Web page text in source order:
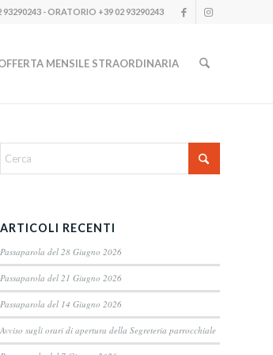
93290243 - ORATORIO +39 02 93290243
MENSILE STRAORDINARIA
ARTICOLI RECENTI
Passaparola del 28 Giugno 2026
Passaparola del 21 Giugno 2026
Passaparola del 14 Giugno 2026
Avviso sugli orari di apertura della Segreteria parrocchiale